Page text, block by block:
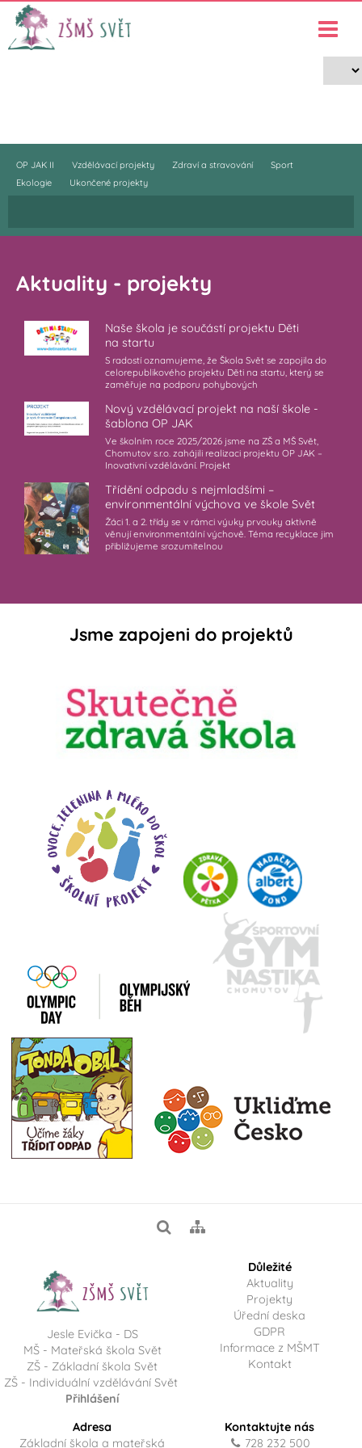
OP JAK II Vzdělávací projekty Zdraví a stravování
Sport
Ekologie
Ukončené projekty
Aktuality - projekty
Naše škola je součástí projektu Děti
na startu
S radostí oznamujeme, že Škola Svět se zapojila do
celorepublikového projektu Děti na startu, který se
zaměřuje na podporu pohybových
Nový vzdělávací projekt na naší škole -
šablona OP JAK
Ve školním roce 2025/2026 jsme na ZŠ a MŠ Svět,
Chomutov s.r.o. zahájili realizaci projektu OP JAK –
Inovativní vzdělávání. Projekt
Třídění odpadu s nejmladšími –
environmentální výchova ve škole Svět
Žáci 1. a 2. třídy se v rámci výuky prvouky aktivně
věnují environmentální výchově. Téma recyklace jim
přibližujeme srozumitelnou
Jsme zapojeni do projektů
Jesle Evička - DS
MŠ - Mateřská škola Svět
ZŠ - Základní škola Svět
ZŠ - Individuální vzdělávání Svět
Přihlášení
Důležité
Aktuality
Projekty
Úřední deska
GDPR
Informace z MŠMT
Kontakt
Adresa
Základní škola a mateřská
Kontaktujte nás
728 232 500